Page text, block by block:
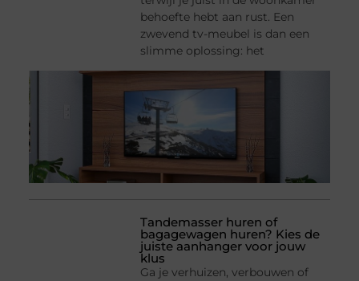
behoefte hebt aan rust. Een
zwevend tv-meubel is dan een
slimme oplossing: het
Tandemasser huren of
bagagewagen huren? Kies de
juiste aanhanger voor jouw
klus
Ga je verhuizen, verbouwen of